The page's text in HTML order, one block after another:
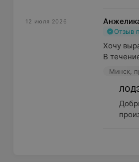
12 июля 2026
Отзыв
Хочу
В
Минск,